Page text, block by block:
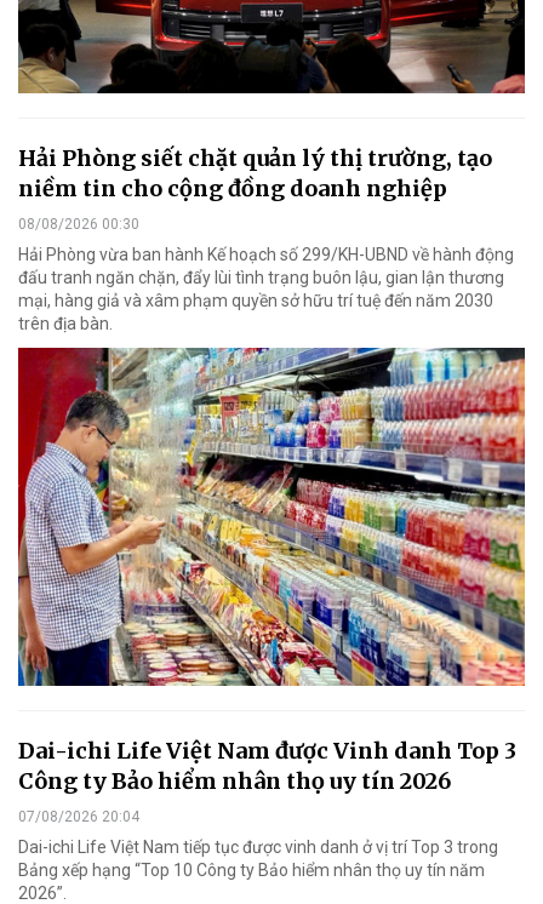
Hải Phòng siết chặt quản lý thị trường, tạo
niềm tin cho cộng đồng doanh nghiệp
08/08/2026 00:30
Hải Phòng vừa ban hành Kế hoạch số 299/KH-UBND về hành động
đấu tranh ngăn chặn, đẩy lùi tình trạng buôn lậu, gian lận thương
mại, hàng giả và xâm phạm quyền sở hữu trí tuệ đến năm 2030
trên địa bàn.
Dai-ichi Life Việt Nam được Vinh danh Top 3
Công ty Bảo hiểm nhân thọ uy tín 2026
07/08/2026 20:04
Dai-ichi Life Việt Nam tiếp tục được vinh danh ở vị trí Top 3 trong
Bảng xếp hạng “Top 10 Công ty Bảo hiểm nhân thọ uy tín năm
2026”.